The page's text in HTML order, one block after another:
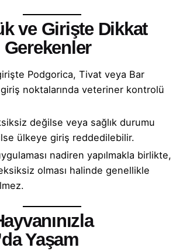
ve Girişte Dikkat
Podgorica, Tivat veya Bar
giriş noktalarında veteriner kontrolü
değilse veya sağlık durumu
ülkeye giriş reddedilebilir.
nadiren yapılmakla birlikte,
olması halinde genellikle
Yaşam